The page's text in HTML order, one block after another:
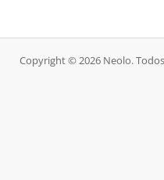
Copyright © 2026 Neolo.